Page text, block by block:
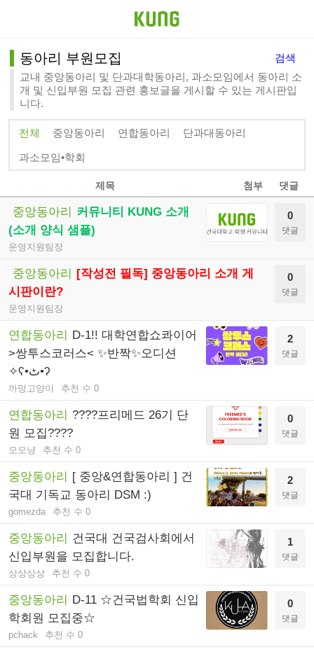
검색
동아리 부원모집
교내 중앙동아리 및 단과대학동아리, 과소모임에서 동아리 소
개 및 신입부원 모집 관련 홍보글을 게시할 수 있는 게시판입
니다.
전체 중앙동아리 연합동아리 단과대동아리
과소모임•학회
제목 첨부 댓글
중앙동아리 커뮤니티 KUNG 소개
(소개 양식 샘플)
운영지원팀장
0
댓글
중앙동아리 [작성전 필독] 중앙동아리 소개 게
시판이란?
운영지원팀장
0
댓글
연합동아리 D-1!! 대학연합쇼콰이어
>쌍투스코러스< ✨반짝✨오디션
✧ʕ•ٹ•ʔ
까망고양이 추천 수 0
2
댓글
연합동아리 ????프리메드 26기 단
원 모집????
모모냥 추천 수 0
0
댓글
중앙동아리 [ 중앙&연합동아리 ] 건
국대 기독교 동아리 DSM :)
gomezda 추천 수 0
2
댓글
중앙동아리 건국대 건국검사회에서
신입부원을 모집합니다.
상상상상 추천 수 0
1
댓글
중앙동아리 D-11 ☆건국법학회 신입
학회원 모집중☆
pchack 추천 수 0
0
댓글